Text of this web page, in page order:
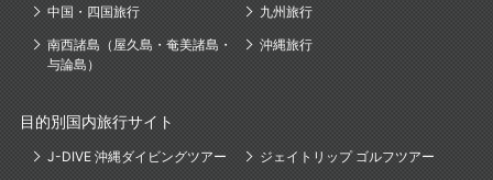
中国・四国旅行
九州旅行
南西諸島（屋久島・奄美諸島・
与論島）
沖縄旅行
目的別国内旅行サイト
J-DIVE 沖縄ダイビングツアー
ジェイトリップ ゴルフツアー